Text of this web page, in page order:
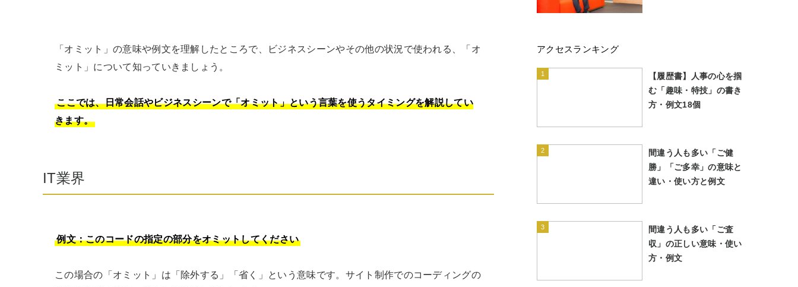
「オミット」の意味や例文を理解したところで、ビジネスシーンやその他の状況で使われる、「オ
ミット」について知っていきましょう。
ここでは、日常会話やビジネスシーンで「オミット」という言葉を使うタイミングを解説してい
きます。
IT業界
例文：このコードの指定の部分をオミットしてください
この場合の「オミット」は「除外する」「省く」という意味です。サイト制作でのコーディングの
アクセスランキング
1
【履歴書】人事の心を掴
む「趣味・特技」の書き
方・例文18個
2
間違う人も多い「ご健
勝」「ご多幸」の意味と
違い・使い方と例文
3
間違う人も多い「ご査
収」の正しい意味・使い
方・例文